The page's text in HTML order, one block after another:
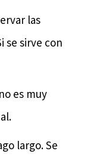
las
se sirve con
es muy
largo. Se